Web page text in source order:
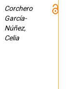
Corchero
García-
Núñez,
Celia